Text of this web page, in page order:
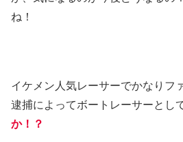
ね！
イケメン人気レーサーでかなりフ
逮捕によってボートレーサーとし
か！？